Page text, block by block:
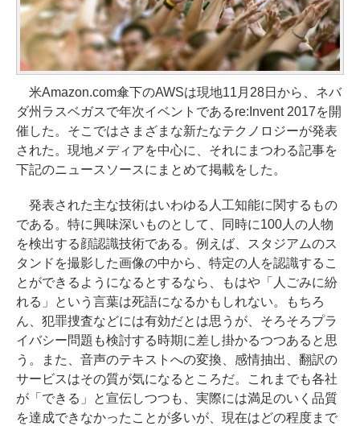
米Amazon.com傘下のAWSは現地11月28日から、ネバ
ダ州ラスベガスで年次イベントであるre:Invent 2017を開
催した。そこではさまざまな新たなテクノロジーが発表
された。現地メディアを中心に、それにまつわる記事を
下記のニュースソースにまとめて掲載をした。
発表された主な技術はいわゆる人工知能に関するもの
である。特に興味深いものとして、同時に100人の人物
を検出する顔認識技術である。例えば、スタジアムのス
タンドを撮影した画像の中から、特定の人を認識するこ
とができるようになるとするなら、もはや「人ごみに紛
れる」という言葉は死語になるかもしれない。もちろ
ん、犯罪捜査などには有効だとは思うが、そろそろプラ
イバシー問題も検討する時期に差し掛かるつつあると思
う。また、音声のテキストへの変換、感情抽出、翻訳の
サービスはその質が気になるところだ。これまでも各社
が「できる」と宣伝しつつも、実際には満足のいく品質
を達成できなかったことが多いが、現在はどの程度まで